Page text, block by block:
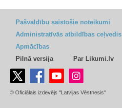
Pašvaldību saistošie noteikumi
Administratīvās atbildības ceļvedis
Apmācības
Pilnā versija
Par Likumi.lv
© Oficiālais izdevējs "Latvijas Vēstnesis"